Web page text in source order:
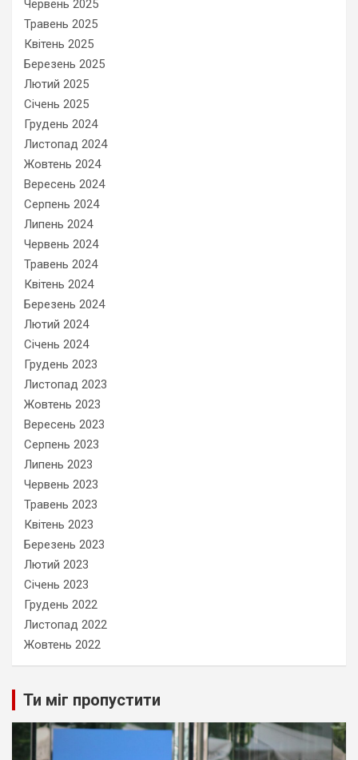
Червень 2025
Травень 2025
Квітень 2025
Березень 2025
Лютий 2025
Січень 2025
Грудень 2024
Листопад 2024
Жовтень 2024
Вересень 2024
Серпень 2024
Липень 2024
Червень 2024
Травень 2024
Квітень 2024
Березень 2024
Лютий 2024
Січень 2024
Грудень 2023
Листопад 2023
Жовтень 2023
Вересень 2023
Серпень 2023
Липень 2023
Червень 2023
Травень 2023
Квітень 2023
Березень 2023
Лютий 2023
Січень 2023
Грудень 2022
Листопад 2022
Жовтень 2022
Ти міг пропустити